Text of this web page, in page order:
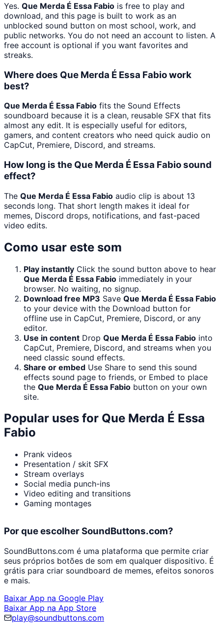
Yes. Que Merda É Essa Fabio is free to play and
download, and this page is built to work as an
unblocked sound button on most school, work, and
public networks. You do not need an account to listen. A
free account is optional if you want favorites and
streaks.
Where does Que Merda É Essa Fabio work
best?
Que Merda É Essa Fabio fits the Sound Effects
soundboard because it is a clean, reusable SFX that fits
almost any edit. It is especially useful for editors,
gamers, and content creators who need quick audio on
CapCut, Premiere, Discord, and streams.
How long is the Que Merda É Essa Fabio sound
effect?
The Que Merda É Essa Fabio audio clip is about 13
seconds long. That short length makes it ideal for
memes, Discord drops, notifications, and fast-paced
video edits.
Como usar este som
Play instantly Click the sound button above to hear
Que Merda É Essa Fabio immediately in your
browser. No waiting, no signup.
Download free MP3 Save Que Merda É Essa Fabio
to your device with the Download button for
offline use in CapCut, Premiere, Discord, or any
editor.
Use in content Drop Que Merda É Essa Fabio into
CapCut, Premiere, Discord, and streams when you
need classic sound effects.
Share or embed Use Share to send this sound
effects sound page to friends, or Embed to place
the Que Merda É Essa Fabio button on your own
site.
Popular uses for Que Merda É Essa
Fabio
Prank videos
Presentation / skit SFX
Stream overlays
Social media punch-ins
Video editing and transitions
Gaming montages
Por que escolher SoundButtons.com?
SoundButtons.com é uma plataforma que permite criar
seus próprios botões de som em qualquer dispositivo. É
grátis para criar soundboard de memes, efeitos sonoros
e mais.
Baixar App na Google Play
Baixar App na App Store
play@soundbuttons.com